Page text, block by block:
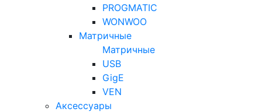
PROGMATIC
WONWOO
Матричные
Матричные
USB
GigE
VEN
Аксессуары